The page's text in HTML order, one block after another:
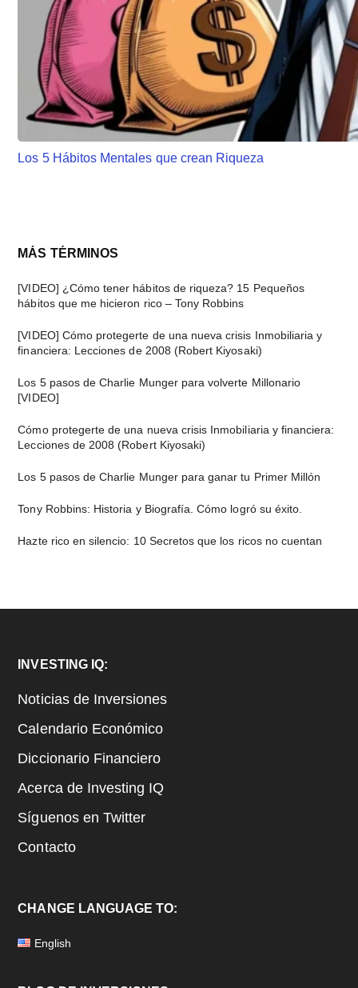
Los 5 Hábitos Mentales que crean Riqueza
Barra
lateral
principal
MÁS TÉRMINOS
[VIDEO] ¿Cómo tener hábitos de riqueza? 15 Pequeños
hábitos que me hicieron rico – Tony Robbins
[VIDEO] Cómo protegerte de una nueva crisis Inmobiliaria y
financiera: Lecciones de 2008 (Robert Kiyosaki)
Los 5 pasos de Charlie Munger para volverte Millonario
[VIDEO]
Cómo protegerte de una nueva crisis Inmobiliaria y financiera:
Lecciones de 2008 (Robert Kiyosaki)
Los 5 pasos de Charlie Munger para ganar tu Primer Millón
Tony Robbins: Historia y Biografía. Cómo logró su éxito.
Hazte rico en silencio: 10 Secretos que los ricos no cuentan
Footer
INVESTING IQ:
Noticias de Inversiones
Calendario Económico
Diccionario Financiero
Acerca de Investing IQ
Síguenos en Twitter
Contacto
CHANGE LANGUAGE TO:
English